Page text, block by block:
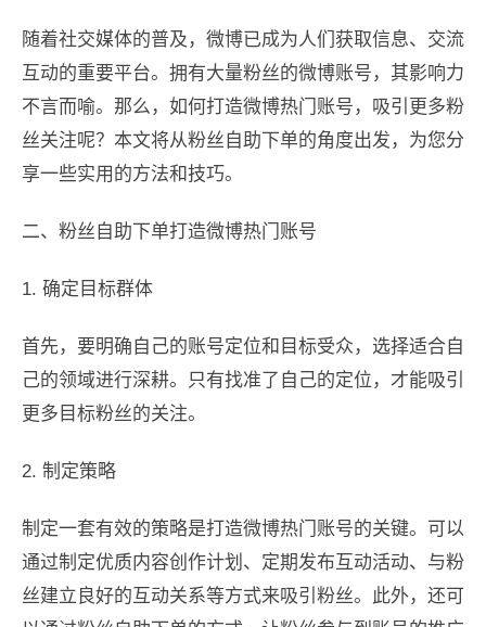
随着社交媒体的普及，微博已成为人们获取信息、交流
互动的重要平台。拥有大量粉丝的微博账号，其影响力
不言而喻。那么，如何打造微博热门账号，吸引更多粉
丝关注呢？本文将从粉丝自助下单的角度出发，为您分
享一些实用的方法和技巧。
二、粉丝自助下单打造微博热门账号
1. 确定目标群体
首先，要明确自己的账号定位和目标受众，选择适合自
己的领域进行深耕。只有找准了自己的定位，才能吸引
更多目标粉丝的关注。
2. 制定策略
制定一套有效的策略是打造微博热门账号的关键。可以
通过制定优质内容创作计划、定期发布互动活动、与粉
丝建立良好的互动关系等方式来吸引粉丝。此外，还可